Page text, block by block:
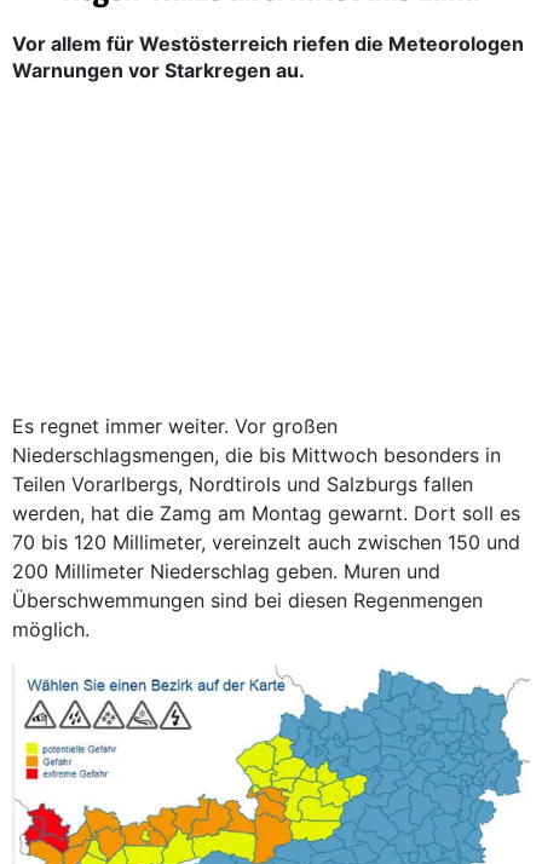
Vor allem für Westösterreich riefen die Meteorologen
Warnungen vor Starkregen au.
Es regnet immer weiter. Vor großen
Niederschlagsmengen, die bis Mittwoch besonders in
Teilen Vorarlbergs, Nordtirols und Salzburgs fallen
werden, hat die Zamg am Montag gewarnt. Dort soll es
70 bis 120 Millimeter, vereinzelt auch zwischen 150 und
200 Millimeter Niederschlag geben. Muren und
Überschwemmungen sind bei diesen Regenmengen
möglich.